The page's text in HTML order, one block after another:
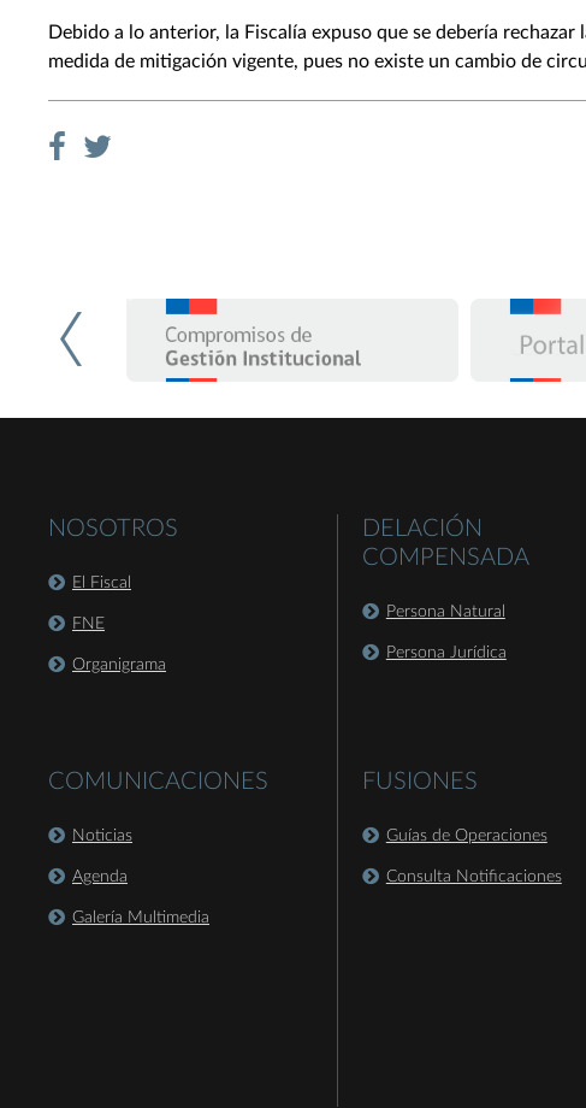
Debido a lo anterior, la Fiscalía expuso que se debería
medida de mitigación vigente, pues no existe un cambio de
NOSOTROS
El Fiscal
FNE
Organigrama
COMUNICACIONES
Noticias
Agenda
Galería Multimedia
DELACIÓN
COMPENSADA
Persona Natural
Persona Jurídica
FUSIONES
Guías de Operaciones
Consulta Notificaciones